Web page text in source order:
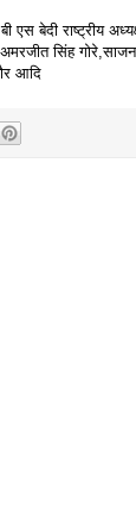
बेदी राष्ट्रीय
सिंह
आदि